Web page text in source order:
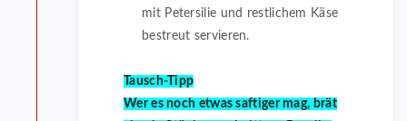
mit Petersilie und restlichem Käse
bestreut servieren.
Tausch-Tipp
Wer es noch etwas saftiger mag, brät